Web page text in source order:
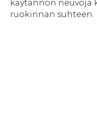
käytännön neuvoja
ruokinnan suhteen.